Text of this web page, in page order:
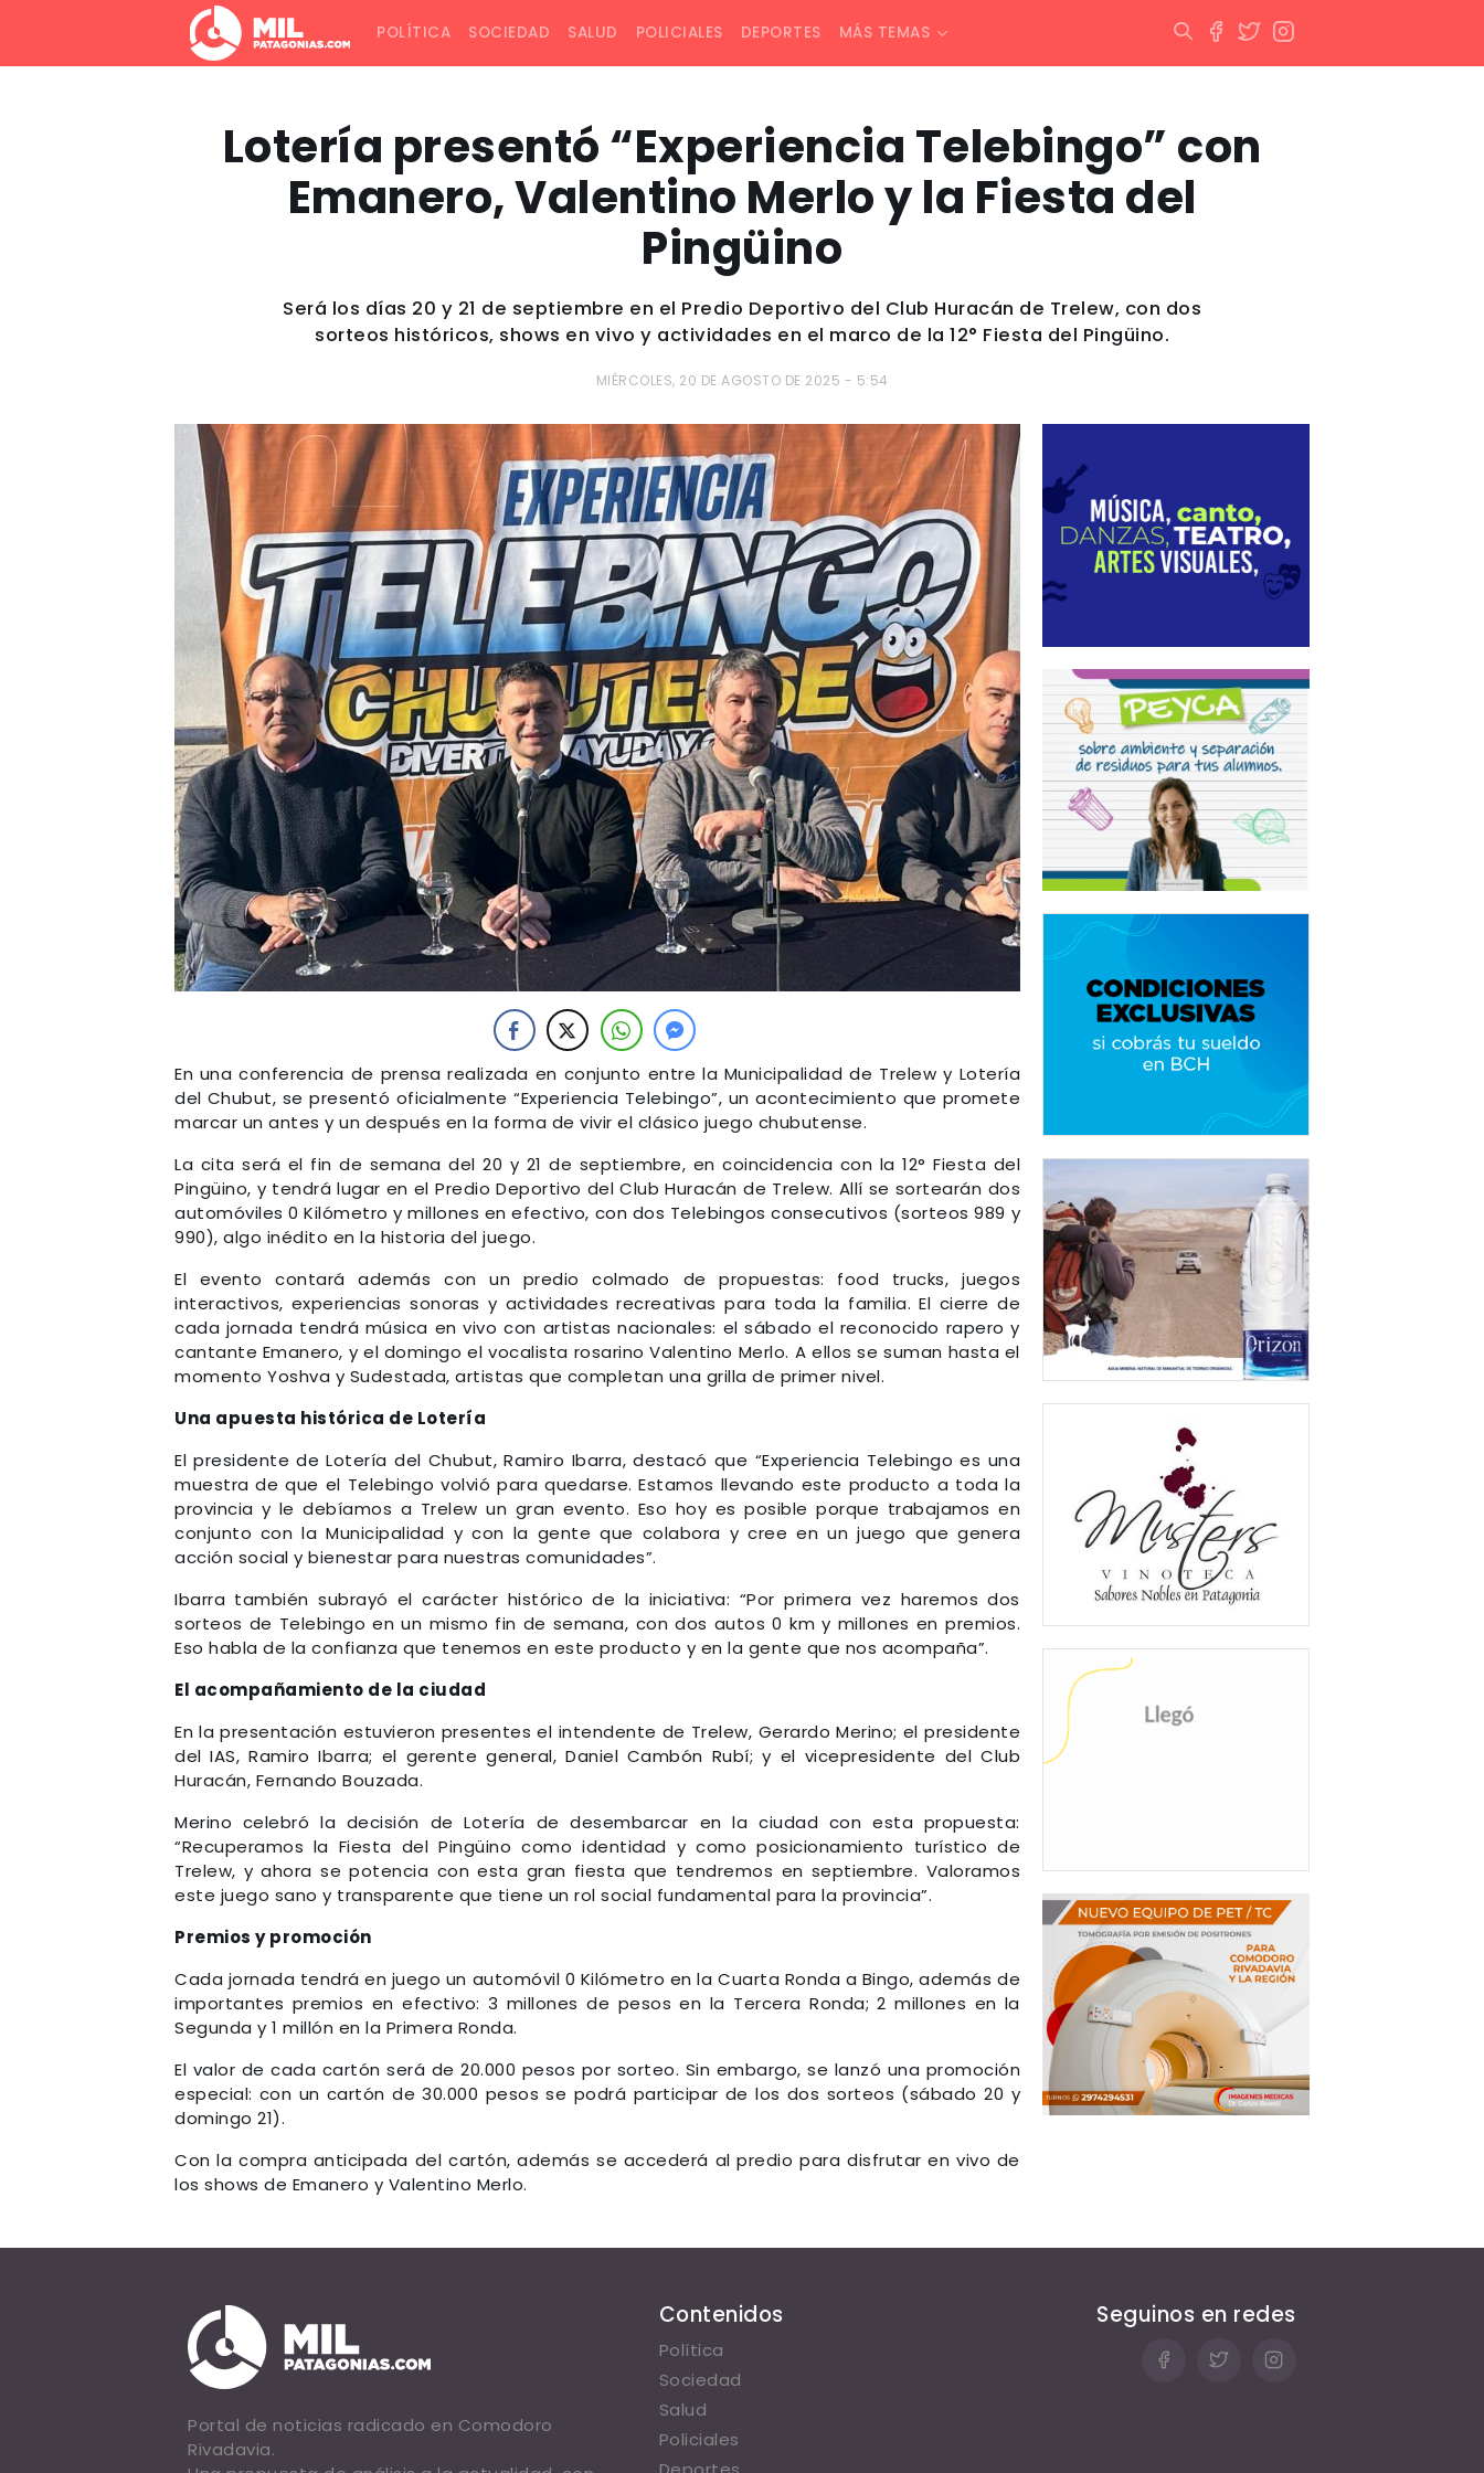
POLÍTICA SOCIEDAD SALUD POLICIALES DEPORTES MÁS TEMAS
Lotería presentó “Experiencia Telebingo” con
Emanero, Valentino Merlo y la Fiesta del
Pingüino
Será los días 20 y 21 de septiembre en el Predio Deportivo del Club Huracán de Trelew, con dos
sorteos históricos, shows en vivo y actividades en el marco de la 12° Fiesta del Pingüino.
MIÉRCOLES, 20 DE AGOSTO DE 2025 - 5:54
En una conferencia de prensa realizada en conjunto entre la Municipalidad de Trelew y Lotería
del Chubut, se presentó oficialmente “Experiencia Telebingo”, un acontecimiento que promete
marcar un antes y un después en la forma de vivir el clásico juego chubutense.
La cita será el fin de semana del 20 y 21 de septiembre, en coincidencia con la 12° Fiesta del
Pingüino, y tendrá lugar en el Predio Deportivo del Club Huracán de Trelew. Allí se sortearán dos
automóviles 0 Kilómetro y millones en efectivo, con dos Telebingos consecutivos (sorteos 989 y
990), algo inédito en la historia del juego.
El evento contará además con un predio colmado de propuestas: food trucks, juegos
interactivos, experiencias sonoras y actividades recreativas para toda la familia. El cierre de
cada jornada tendrá música en vivo con artistas nacionales: el sábado el reconocido rapero y
cantante Emanero, y el domingo el vocalista rosarino Valentino Merlo. A ellos se suman hasta el
momento Yoshva y Sudestada, artistas que completan una grilla de primer nivel.
Una apuesta histórica de Lotería
El presidente de Lotería del Chubut, Ramiro Ibarra, destacó que “Experiencia Telebingo es una
muestra de que el Telebingo volvió para quedarse. Estamos llevando este producto a toda la
provincia y le debíamos a Trelew un gran evento. Eso hoy es posible porque trabajamos en
conjunto con la Municipalidad y con la gente que colabora y cree en un juego que genera
acción social y bienestar para nuestras comunidades”.
Ibarra también subrayó el carácter histórico de la iniciativa: “Por primera vez haremos dos
sorteos de Telebingo en un mismo fin de semana, con dos autos 0 km y millones en premios.
Eso habla de la confianza que tenemos en este producto y en la gente que nos acompaña”.
El acompañamiento de la ciudad
En la presentación estuvieron presentes el intendente de Trelew, Gerardo Merino; el presidente
del IAS, Ramiro Ibarra; el gerente general, Daniel Cambón Rubí; y el vicepresidente del Club
Huracán, Fernando Bouzada.
Merino celebró la decisión de Lotería de desembarcar en la ciudad con esta propuesta:
“Recuperamos la Fiesta del Pingüino como identidad y como posicionamiento turístico de
Trelew, y ahora se potencia con esta gran fiesta que tendremos en septiembre. Valoramos
este juego sano y transparente que tiene un rol social fundamental para la provincia”.
Premios y promoción
Cada jornada tendrá en juego un automóvil 0 Kilómetro en la Cuarta Ronda a Bingo, además de
importantes premios en efectivo: 3 millones de pesos en la Tercera Ronda; 2 millones en la
Segunda y 1 millón en la Primera Ronda.
El valor de cada cartón será de 20.000 pesos por sorteo. Sin embargo, se lanzó una promoción
especial: con un cartón de 30.000 pesos se podrá participar de los dos sorteos (sábado 20 y
domingo 21).
Con la compra anticipada del cartón, además se accederá al predio para disfrutar en vivo de
los shows de Emanero y Valentino Merlo.
Portal de noticias radicado en Comodoro
Rivadavia.
Contenidos
Política
Sociedad
Salud
Policiales
Seguinos en redes